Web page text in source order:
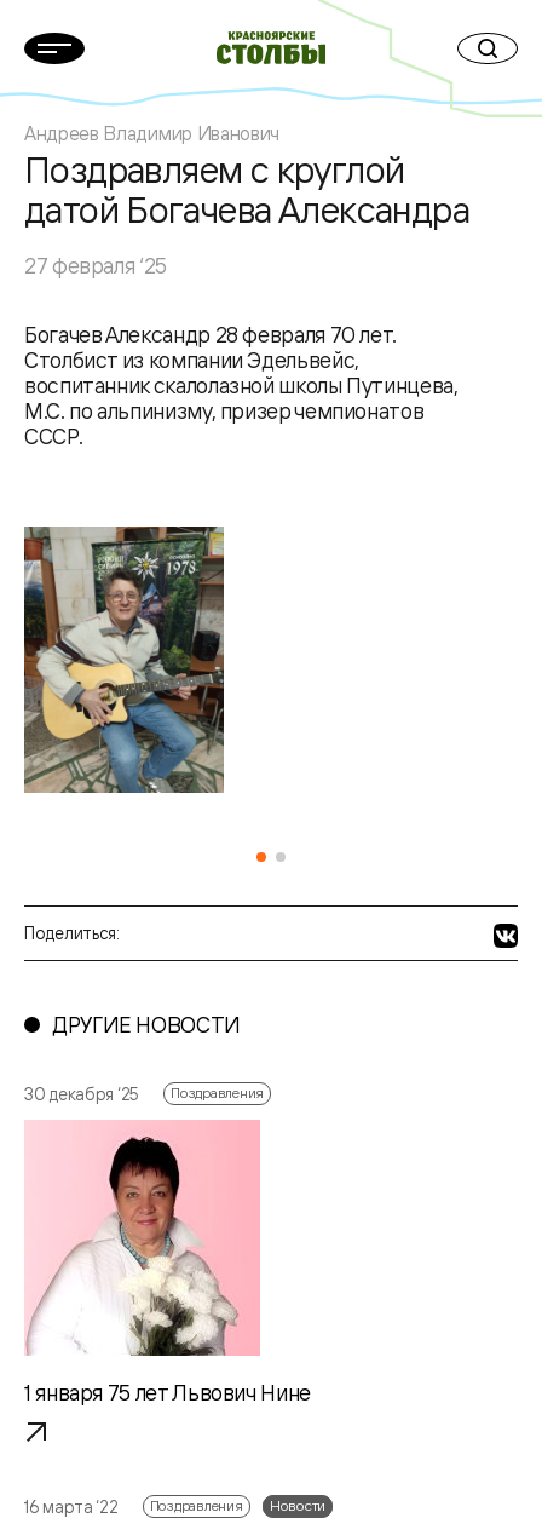
Андреев Владимир Иванович
Поздравляем с круглой
датой Богачева Александра
27 февраля ‘25
Богачев Александр 28 февраля 70 лет.
Столбист из компании Эдельвейс,
воспитанник скалолазной школы Путинцева,
М.С. по альпинизму, призер чемпионатов
СССР.
Поделиться:
ДРУГИЕ НОВОСТИ
30 декабря ‘25 Поздравления
1 января 75 лет Львович Нине
16 марта ‘22 Поздравления Новости